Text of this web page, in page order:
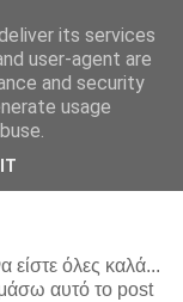
είστε όλες καλά...
αυτό το post
its services
user-agent are
and security
usage